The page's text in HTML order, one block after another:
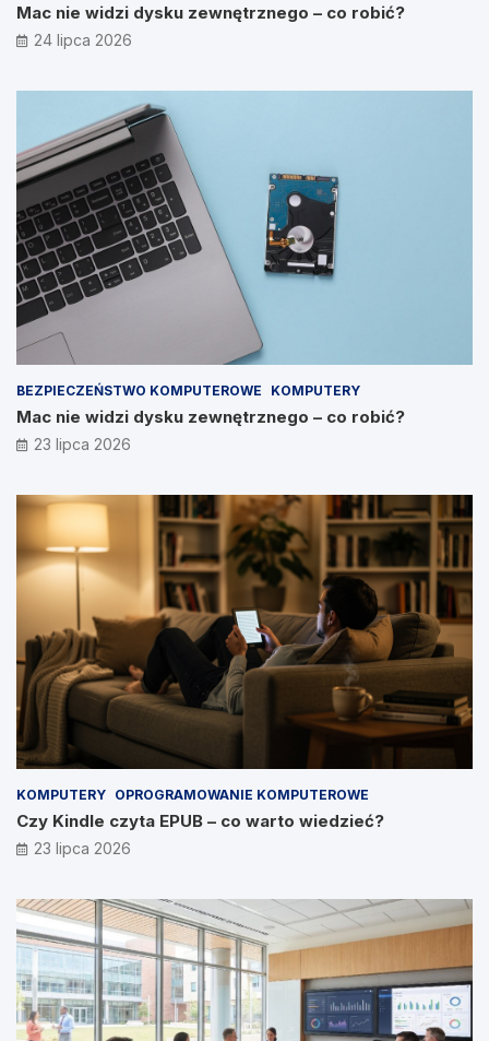
Mac nie widzi dysku zewnętrznego – co robić?
24 lipca 2026
BEZPIECZEŃSTWO KOMPUTEROWE KOMPUTERY
Mac nie widzi dysku zewnętrznego – co robić?
23 lipca 2026
KOMPUTERY OPROGRAMOWANIE KOMPUTEROWE
Czy Kindle czyta EPUB – co warto wiedzieć?
23 lipca 2026